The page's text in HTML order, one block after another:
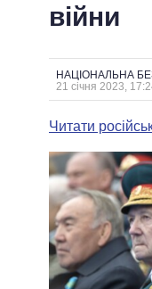
ОГЛЯДИ
ПРЕЗИДЕНТ І
КАБІНЕТ
ГОЛОВИ
МЕРИ МІСТ
війни
НАЦІОНАЛЬНА
21 січня 2023,
Читати